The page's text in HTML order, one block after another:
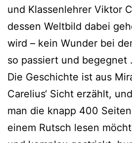
und Klassenlehrer Viktor
des­sen Weltbild dabei
wird – kein Wunder bei
so pas­siert und begegnet
Die Geschichte ist aus
Carelius‘ Sicht erzählt,
man die knapp 400
einem Rutsch lesen